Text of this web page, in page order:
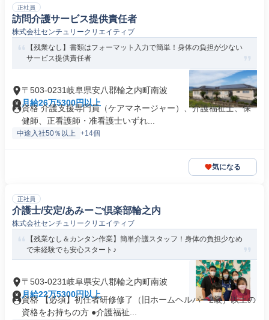
正社員
訪問介護サービス提供責任者
株式会社センチュリークリエイティブ
【残業なし】書類はフォーマット入力で簡単！身体の負担が少ない
サービス提供責任者
〒503-0231岐阜県安八郡輪之内町南波
月給26万5300円以上
資格 介護支援専門員（ケアマネージャー）、介護福祉士、保
健師、正看護師・准看護士いずれ...
中途入社50％以上 +14個
気になる
正社員
介護士/安定/あみーご倶楽部輪之内
株式会社センチュリークリエイティブ
【残業なし＆カンタン作業】簡単介護スタッフ！身体の負担少なめ
で未経験でも安心スタート♪
〒503-0231岐阜県安八郡輪之内町南波
月給22万5300円以上
資格 【必須】初任者研修修了（旧ホームヘルパー2級）以上の
資格をお持ちの方 ●介護福祉...